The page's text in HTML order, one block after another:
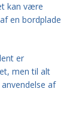
kan være
en bordplade
er
men til alt
af